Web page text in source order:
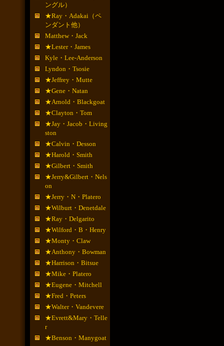
ングル）
★Ray・Adakai（ペ
ンダント他）
Matthew・Jack
★Lester・James
Kyle・Lee-Anderson
Lyndon・Tsosie
★Jeffrey・Mutte
★Gene・Natan
★Arnold・Blackgoat
★Clayton・Tom
★Jay・Jacob・Living
ston
★Calvin・Desson
★Harold・Smith
★Gilbert・Smith
★Jerry&Gilbert・Nels
on
★Jerry・N・Platero
★Wilburt・Denetdale
★Ray・Delgarito
★Wilford・B・Henry
★Monty・Claw
★Anthony・Bowman
★Harrison・Bitsue
★Mike・Platero
★Eugene・Mitchell
★Fred・Peters
★Walter・Vandevere
★Evrett&Mary・Telle
r
★Benson・Manygoat